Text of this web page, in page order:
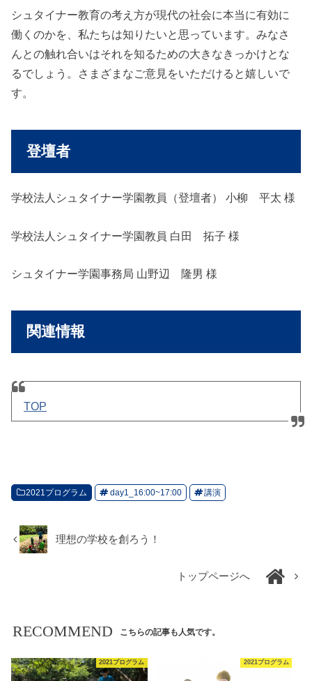
シュタイナー教育の考え方が現代の社会に本当に有効に
働くのかを、私たちは知りたいと思っています。みなさ
んとの触れ合いはそれを知るための大きなきっかけとな
るでしょう。さまざまなご意見をいただけると嬉しいで
す。
登壇者
学校法人シュタイナー学園教員（登壇者） 小柳 平太 様
学校法人シュタイナー学園教員 白田 拓子 様
シュタイナー学園事務局 山野辺 隆男 様
関連情報
TOP
2021プログラム day1_16:00~17:00 講演
理想の学校を創ろう！
トップページへ
RECOMMEND こちらの記事も人気です。
2021プログラム 2021プログラム